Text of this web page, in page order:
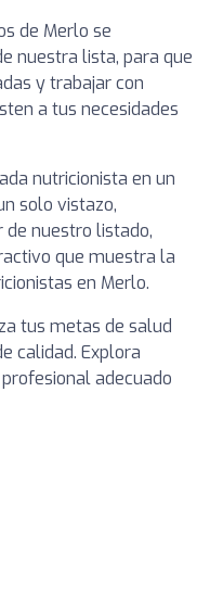
de Merlo se
nuestra lista, para que
y trabajar con
a tus necesidades
nutricionista en un
solo vistazo,
nuestro listado,
que muestra la
en Merlo.
tus metas de salud
calidad. Explora
adecuado